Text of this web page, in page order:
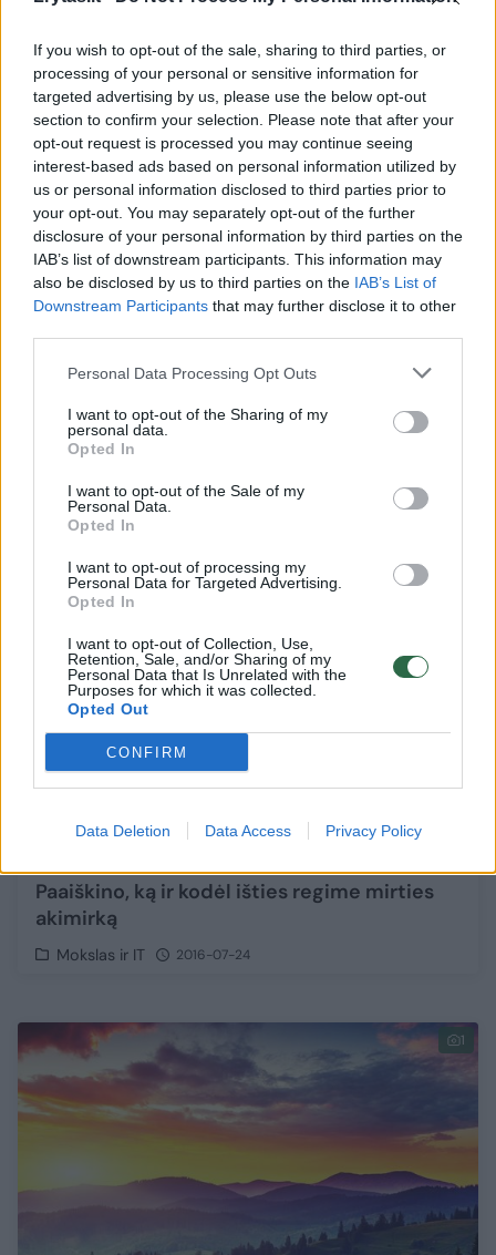
If you wish to opt-out of the sale, sharing to third parties, or
processing of your personal or sensitive information for
targeted advertising by us, please use the below opt-out
section to confirm your selection. Please note that after your
opt-out request is processed you may continue seeing
interest-based ads based on personal information utilized by
us or personal information disclosed to third parties prior to
your opt-out. You may separately opt-out of the further
disclosure of your personal information by third parties on the
IAB’s list of downstream participants. This information may
also be disclosed by us to third parties on the IAB’s List of
Downstream Participants that may further disclose it to other
Personal Data Processing Opt Outs
I want to opt-out of the Sharing of my
personal data.
Opted In
I want to opt-out of the Sale of my
Personal Data.
Opted In
I want to opt-out of processing my
Personal Data for Targeted Advertising.
Opted In
I want to opt-out of Collection, Use,
Retention, Sale, and/or Sharing of my
Personal Data that Is Unrelated with the
Purposes for which it was collected.
Opted Out
CONFIRM
Data Deletion Data Access Privacy Policy
Gyvenimo būdas 2018-05-24
Skandalas Rusijoje: komos ištiktas
žurnalistas pakalbino mirusį sportininką
Sportas
Paaiškino, ką ir kodėl išties regime mirties
akimirką
Mokslas ir IT 2016-07-24
1